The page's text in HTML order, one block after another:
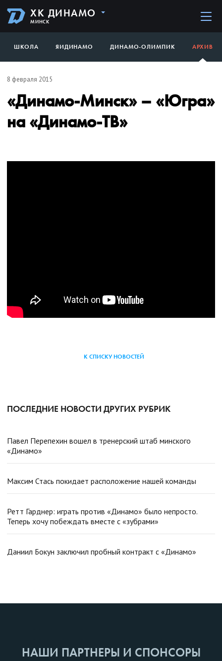
ХК ДИНАМО
МИНСК
ШКОЛА ЯИДИНАМО ДИНАМО-ОЛИМПИК АРХИВ
8 февраля 2015
«Динамо-Минск» – «Югра»
на «Динамо-ТВ»
К СПИСКУ НОВОСТЕЙ
ПОСЛЕДНИЕ НОВОСТИ ДРУГИХ РУБРИК
Павел Перепехин вошел в тренерский штаб минского
«Динамо»
Максим Стась покидает расположение нашей команды
Ретт Гарднер: играть против «Динамо» было непросто.
Теперь хочу побеждать вместе с «зубрами»
Даниил Бокун заключил пробный контракт с «Динамо»
НАШИ ПАРТНЕРЫ И СПОНСОРЫ